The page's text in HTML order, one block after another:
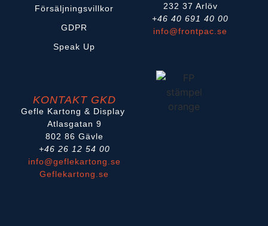
Försäljningsvillkor
GDPR
Speak Up
232 37 Arlöv
+46 40 691 40 00
info@frontpac.se
KONTAKT GKD
Gefle Kartong & Display
Atlasgatan 9
802 86 Gävle
+46 26 12 54 00
info@geflekartong.se
Geflekartong.se